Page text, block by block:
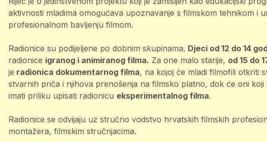
aktivnosti mladima omogućava upoznavanje s filmskom tehnikom i
profesionalnom bavljenju filmom.
Radionice su podijeljene po dobnim skupinama. Djeci od 12 do 14
radionice igranog i animiranog filma. Za one malo starije, od 15 do
je radionica dokumentarnog filma, na kojoj će mladi filmofili otkriti
stvarnih priča i njihova prenošenja na filmsko platno, dok će oni koji
imati priliku upisati radionicu eksperimentalnog filma.
Radionice se odvijaju uz stručno vodstvo hrvatskih filmskih
montažera, filmskim stručnjacima.